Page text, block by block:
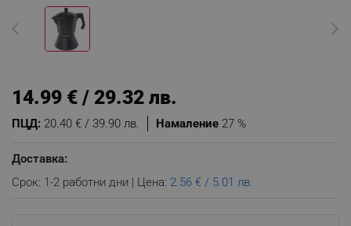
Намаление 27 %
ПЦД: 20.40 € / 39.90 лв.
14.99 € / 29.32 лв.
Доставка:
Срок: 1-2 работни дни | Цена: 2.56 € / 5.01 лв.